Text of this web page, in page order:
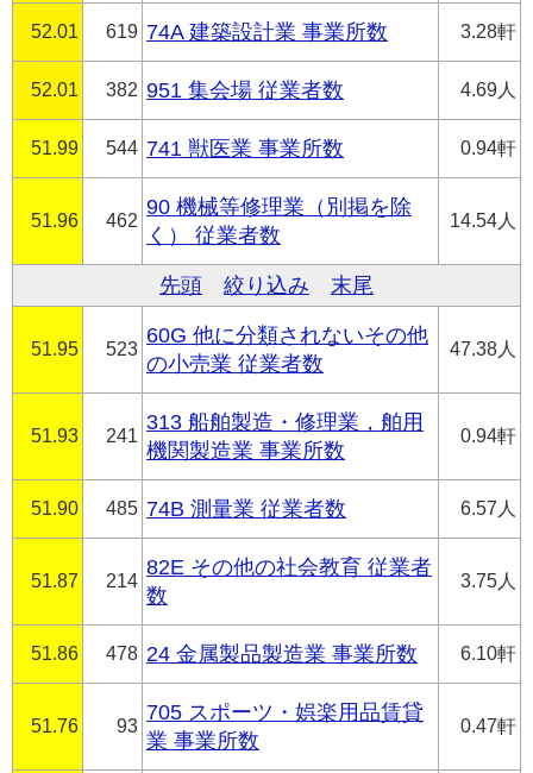
52.01 619 74A 建築設計業 事業所数 3.28軒
52.01 382 951 集会場 従業者数 4.69人
51.99 544 741 獣医業 事業所数 0.94軒
51.96 462
90 機械等修理業（別掲を除
く） 従業者数
14.54人
先頭 絞り込み 末尾
51.95 523
60G 他に分類されないその他
の小売業 従業者数
47.38人
51.93 241
313 船舶製造・修理業，舶用
機関製造業 事業所数
0.94軒
51.90 485 74B 測量業 従業者数 6.57人
51.87 214
82E その他の社会教育 従業者
数
3.75人
51.86 478 24 金属製品製造業 事業所数 6.10軒
51.76 93
705 スポーツ・娯楽用品賃貸
業 事業所数
0.47軒